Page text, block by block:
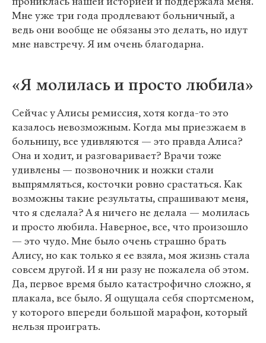
Мне уже три года продлевают больничный, а
ведь они вообще не обязаны это делать, но идут
мне навстречу. Я им очень благодарна.
«Я молилась и просто любила»
Сейчас у Алисы ремиссия, хотя когда-то это
казалось невозможным. Когда мы приезжаем в
больницу, все удивляются — это правда Алиса?
Она и ходит, и разговаривает? Врачи тоже
удивлены — позвоночник и ножки стали
выпрямляться, косточки ровно срастаться. Как
возможны такие результаты, спрашивают меня,
что я сделала? А я ничего не делала — молилась
и просто любила. Наверное, все, что произошло
— это чудо. Мне было очень страшно брать
Алису, но как только я ее взяла, моя жизнь стала
совсем другой. И я ни разу не пожалела об этом.
Да, первое время было катастрофично сложно, я
плакала, все было. Я ощущала себя спортсменом,
у которого впереди большой марафон, который
нельзя проиграть.